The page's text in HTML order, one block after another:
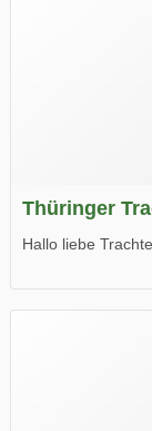
Thüringer
Hallo liebe
Wir wünschen